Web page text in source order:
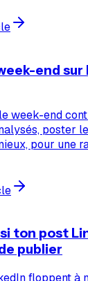
end sur
week-end
poster
pour une
ton post
publier
floppent à